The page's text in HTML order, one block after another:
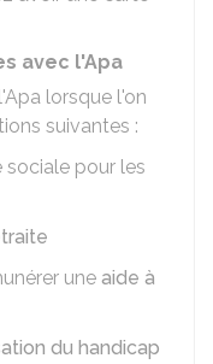
avec l'Apa
lorsque l'on
suivantes :
sociale pour les
une aide à
du handicap